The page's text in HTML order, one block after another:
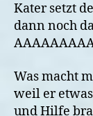
Kater setzt
dann noch
Was macht
weil er
und Hilfe